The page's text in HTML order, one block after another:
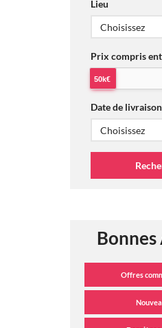
Lieu
Prix compris
50k€
Date de livraison